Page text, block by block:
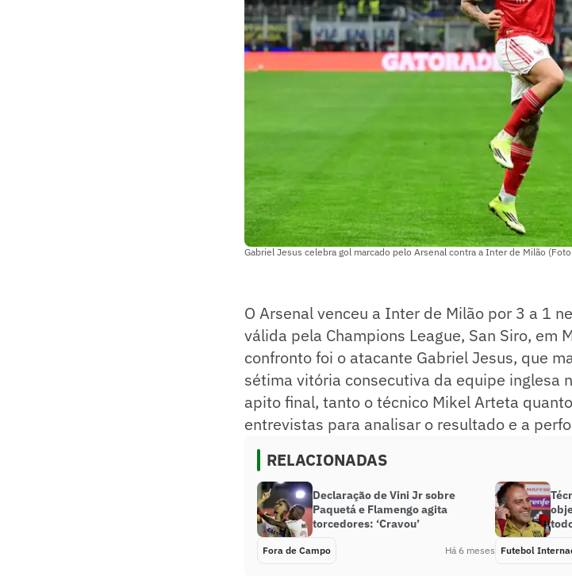
Gabriel Jesus celebra gol marcado pelo Arsenal contra a Inter de Milão
O Arsenal venceu a Inter de Milão por 3 a 1
válida pela Champions League, San Siro, em
confronto foi o atacante Gabriel Jesus, que
sétima vitória consecutiva da equipe inglesa
apito final, tanto o técnico Mikel Arteta
entrevistas para analisar o resultado e a
RELACIONADAS
Declaração de Vini Jr sobre
Paquetá e Flamengo agita
torcedores: ‘Cravou’
Fora de Campo Há 6 meses Futebol